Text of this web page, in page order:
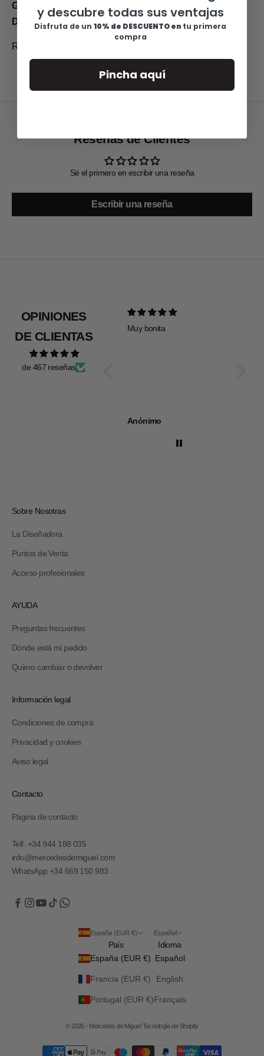
Guia de Tallas
Detalles y cuidados
Ref: 351924-MM
Reseñas de Clientes
Sé el primero en escribir una reseña
Escribir una reseña
OPINIONES
DE CLIENTAS
de 467 reseñas
Muy bonita
Anónimo
Sobre Nosotras
La Diseñadora
Puntos de Venta
Acceso profesionales
AYUDA
Preguntas frecuentes
Dónde está mi pedido
Quiero cambiar o devolver
Información legal
Condiciones de compra
Privacidad y cookies
Aviso legal
Contacto
Página de contacto
Telf. +34 944 188 035
info@mercedesdemiguel.com
WhatsApp +34 669 150 983
España (EUR €)
País
España (EUR €)
Francia (EUR €)
Portugal (EUR €)
Español
Idioma
Español
English
Français
© 2026 - Mercedes de MiguelTecnología de Shopify
y descubre todas sus ventajas
Disfruta de un 10% de DESCUENTO en tu primera
compra
Pincha aquí